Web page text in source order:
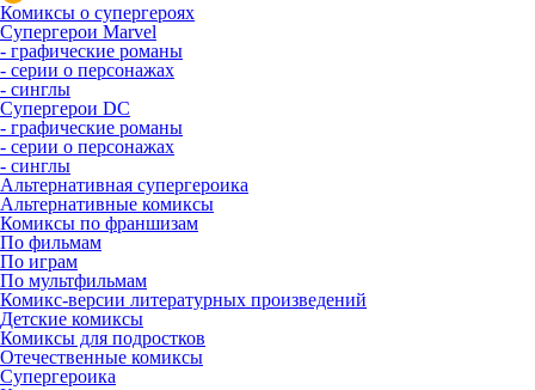
Комиксы о супергероях
Супергерои Marvel
- графические романы
- серии о персонажах
- синглы
Супергерои DC
- графические романы
- серии о персонажах
- синглы
Альтернативная супергероика
Альтернативные комиксы
Комиксы по франшизам
По фильмам
По играм
По мультфильмам
Комикс-версии литературных произведений
Детские комиксы
Комиксы для подростков
Отечественные комиксы
Супергероика